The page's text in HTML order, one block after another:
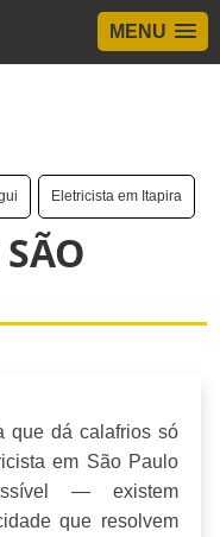
MENU
Eletricista em Itapira
que dá calafrios só
em São Paulo
— existem
que resolvem